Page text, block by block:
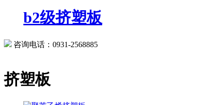
b2级挤塑板
咨询电话：0931-2568885
挤塑板